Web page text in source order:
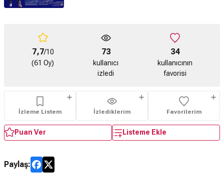
7,7/10
(61 Oy)
73
kullanıcı
izledi
34
kullanıcının
favorisi
İzleme Listem İzlediklerim Favorilerim
Puan Ver Listeme Ekle
Paylaş: